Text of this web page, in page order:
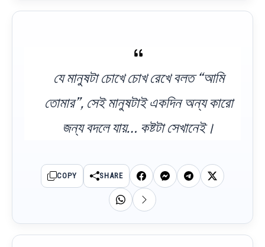
যে মানুষটা চোখে চোখ রেখে বলত “আমি
তোমার”, সেই মানুষটাই একদিন অন্য কারো
জন্য বদলে যায়… কষ্টটা সেখানেই।
COPY SHARE